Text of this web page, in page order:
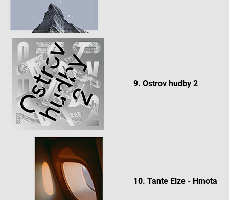
9. Ostrov hudby 2
10. Tante Elze - Hmota